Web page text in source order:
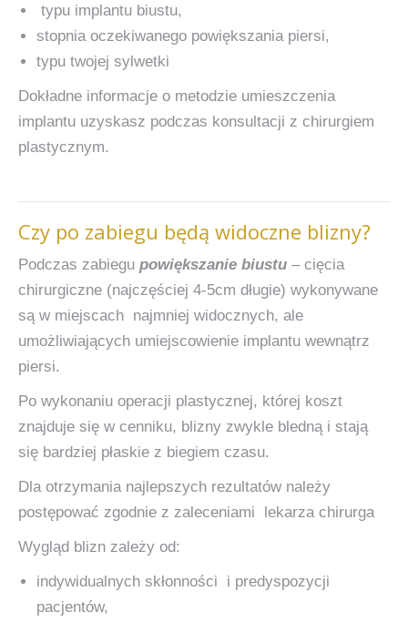
typu implantu biustu,
stopnia oczekiwanego powiększania piersi,
typu twojej sylwetki
Dokładne informacje o metodzie umieszczenia
implantu uzyskasz podczas konsultacji z chirurgiem
plastycznym.
Czy po zabiegu będą widoczne blizny?
Podczas zabiegu powiększanie biustu – cięcia
chirurgiczne (najczęściej 4-5cm długie) wykonywane
są w miejscach najmniej widocznych, ale
umożliwiających umiejscowienie implantu wewnątrz
piersi.
Po wykonaniu operacji plastycznej, której koszt
znajduje się w cenniku, blizny zwykle bledną i stają
się bardziej płaskie z biegiem czasu.
Dla otrzymania najlepszych rezultatów należy
postępować zgodnie z zaleceniami lekarza chirurga
Wygląd blizn zależy od:
indywidualnych skłonności i predyspozycji
pacjentów,